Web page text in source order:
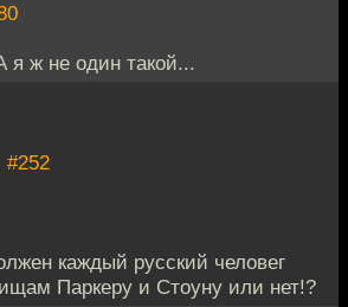
я ж не один такой...
#252
каждый русский человег
Паркеру и Стоуну или нет!?